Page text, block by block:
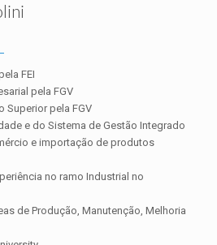
FEI
pela FGV
Superior pela FGV
e do Sistema de Gestão Integrado
e importação de produtos
no ramo Industrial no
de Produção, Manutenção, Melhoria